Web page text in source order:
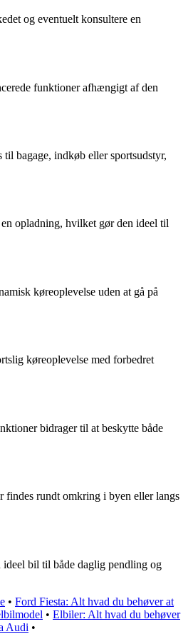
og eventuelt konsultere en
funktioner afhængigt af den
bagage, indkøb eller sportsudstyr,
opladning, hvilket gør den ideel til
køreoplevelse uden at gå på
køreoplevelse med forbedret
bidrager til at beskytte både
findes rundt omkring i byen eller langs
bil til både daglig pendling og
• Ford Fiesta: Alt hvad du behøver at
• Elbiler: Alt hvad du behøver
Audi •